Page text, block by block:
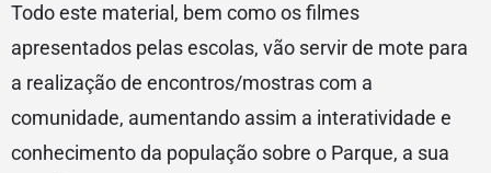
Todo este material, bem como os filmes
apresentados pelas escolas, vão servir de mote para
a realização de encontros/mostras com a
comunidade, aumentando assim a interatividade e
conhecimento da população sobre o Parque, a sua